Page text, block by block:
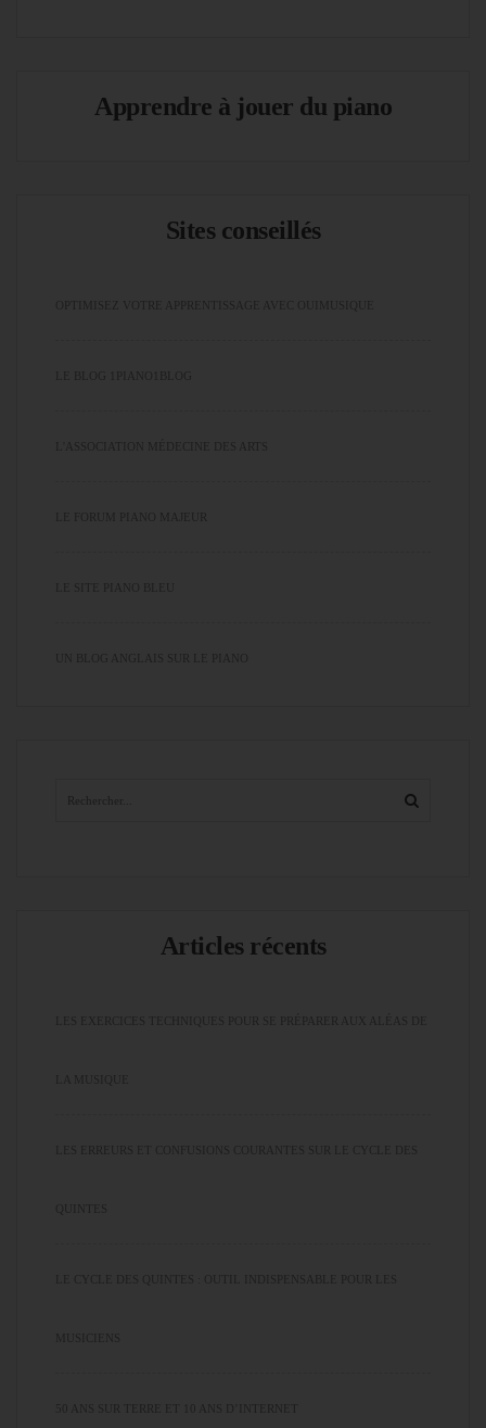
Apprendre à jouer du piano
Sites conseillés
OPTIMISEZ VOTRE APPRENTISSAGE AVEC OUIMUSIQUE
L'ASSOCIATION MÉDECINE DES ARTS
LE FORUM PIANO MAJEUR
LE SITE PIANO BLEU
UN BLOG ANGLAIS SUR LE PIANO
Articles récents
LES EXERCICES TECHNIQUES POUR SE PRÉPARER AUX ALÉAS DE
LA MUSIQUE
LES ERREURS ET CONFUSIONS COURANTES SUR LE CYCLE DES
QUINTES
LE CYCLE DES QUINTES : OUTIL INDISPENSABLE POUR LES
MUSICIENS
50 ANS SUR TERRE ET 10 ANS D’INTERNET